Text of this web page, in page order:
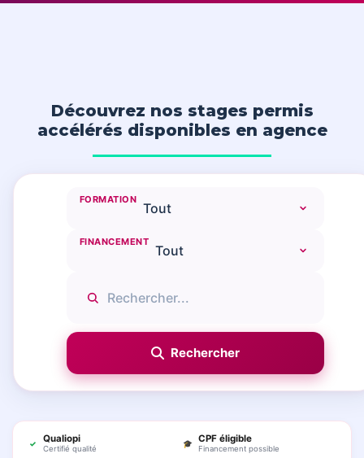
Découvrez nos stages permis
accélérés disponibles en agence
FORMATION
FINANCEMENT
✓ Qualiopi
Certifié qualité
🎓 CPF éligible
Financement possible